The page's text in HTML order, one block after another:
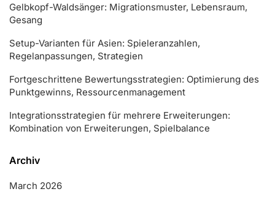
Gelbkopf-Waldsänger: Migrationsmuster, Lebensraum,
Gesang
Setup-Varianten für Asien: Spieleranzahlen,
Regelanpassungen, Strategien
Fortgeschrittene Bewertungsstrategien: Optimierung des
Punktgewinns, Ressourcenmanagement
Integrationsstrategien für mehrere Erweiterungen:
Kombination von Erweiterungen, Spielbalance
Archiv
March 2026